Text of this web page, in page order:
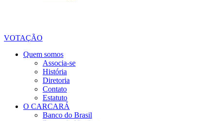
VOTAÇÃO
Quem somos
Associa-se
História
Diretoria
Contato
Estatuto
O CARCARÁ
Banco do Brasil